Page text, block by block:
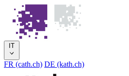
IT
FR (cath.ch) DE (kath.ch)